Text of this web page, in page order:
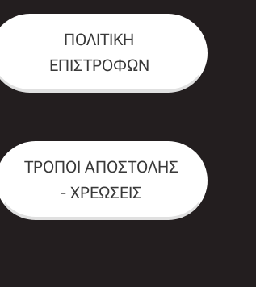
ΠΟΛΙΤΙΚΗ
ΕΠΙΣΤΡΟΦΩΝ
ΤΡΟΠΟΙ ΑΠΟΣΤΟΛΗΣ
- ΧΡΕΩΣΕΙΣ